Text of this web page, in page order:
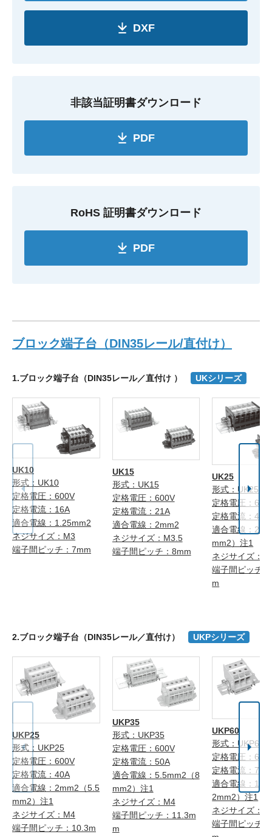
DXF
非該当証明書ダウンロード
PDF
RoHS 証明書ダウンロード
PDF
ブロック端子台（DIN35レール/直付け）
1.ブロック端子台（DIN35レール／直付け ） UKシリーズ
UK10
形式：UK10
定格電圧：600V
定格電流：16A
適合電線：1.25mm2
ネジサイズ：M3
端子間ピッチ：7mm
UK15
形式：UK15
定格電圧：600V
定格電流：21A
適合電線：2mm2
ネジサイズ：M3.5
端子間ピッチ：8mm
UK25
形式：UK25
定格電圧：
定格電流：40A
適合電線：
mm2）注1
ネジサイズ：
端子間ピッチ
m
2.ブロック端子台（DIN35レール／直付け） UKPシリーズ
UKP25
形式：UKP25
定格電圧：600V
定格電流：40A
適合電線：2mm2（5.5
mm2）注1
ネジサイズ：M4
端子間ピッチ：10.3m
UKP35
形式：UKP35
定格電圧：600V
定格電流：50A
適合電線：5.5mm2（8
mm2）注1
ネジサイズ：M4
端子間ピッチ：11.3m
m
UKP60
形式：UKP60
定格電圧：
定格電流：70A
適合電線：
2mm2）注1
ネジサイズ：
端子間ピッチ